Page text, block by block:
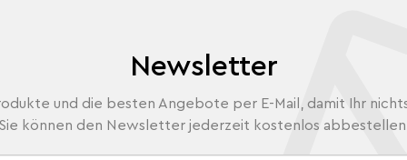
Newsletter
und die besten Angebote per E-Mail, damit Ihr
Sie können den Newsletter jederzeit kostenlos